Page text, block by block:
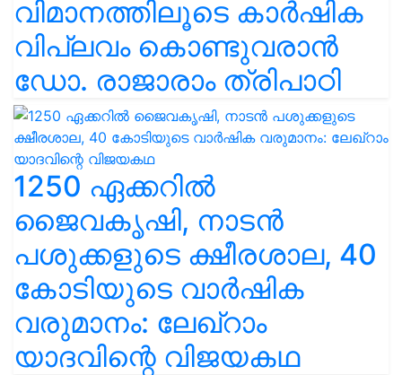
വിമാനത്തിലൂടെ കാർഷിക
വിപ്ലവം കൊണ്ടുവരാൻ
ഡോ. രാജാരാം ത്രിപാഠി
1250 ഏക്കറിൽ
ജൈവകൃഷി, നാടൻ
പശുക്കളുടെ ക്ഷീരശാല, 40
കോടിയുടെ വാർഷിക
വരുമാനം: ലേഖ്‌റാം
യാദവിന്റെ വിജയകഥ